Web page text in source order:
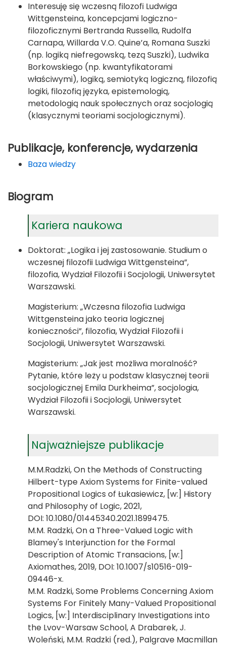
Interesuję się wczesną filozofi Ludwiga
Wittgensteina, koncepcjami logiczno-
filozoficznymi Bertranda Russella, Rudolfa
Carnapa, Willarda V.O. Quine’a, Romana Suszki
(np. logiką niefregowską, tezą Suszki), Ludwika
Borkowskiego (np. kwantyfikatorami
właściwymi), logiką, semiotyką logiczną, filozofią
logiki, filozofią języka, epistemologią,
metodologią nauk społecznych oraz socjologią
(klasycznymi teoriami socjologicznymi).
Publikacje, konferencje, wydarzenia
Baza wiedzy
Biogram
Kariera naukowa
Doktorat: „Logika i jej zastosowanie. Studium o
wczesnej filozofii Ludwiga Wittgensteina”,
filozofia, Wydział Filozofii i Socjologii, Uniwersytet
Warszawski.
Magisterium: „Wczesna filozofia Ludwiga
Wittgensteina jako teoria logicznej
konieczności”, filozofia, Wydział Filozofii i
Socjologii, Uniwersytet Warszawski.
Magisterium: „Jak jest możliwa moralność?
Pytanie, które leży u podstaw klasycznej teorii
socjologicznej Emila Durkheima”, socjologia,
Wydział Filozofii i Socjologii, Uniwersytet
Warszawski.
Najważniejsze publikacje
M.M.Radzki, On the Methods of Constructing
Hilbert-type Axiom Systems for Finite-valued
Propositional Logics of Łukasiewicz, [w:] History
and Philosophy of Logic, 2021,
DOI: 10.1080/01445340.2021.1899475.
M.M. Radzki, On a Three-Valued Logic with
Blamey's Interjunction for the Formal
Description of Atomic Transacions, [w:]
Axiomathes, 2019, DOI: 10.1007/s10516-019-
09446-x.
M.M. Radzki, Some Problems Concerning Axiom
Systems For Finitely Many-Valued Propositional
Logics, [w:] Interdisciplinary Investigations into
the Lvov-Warsaw School, A Drabarek, J.
Woleński, M.M. Radzki (red.), Palgrave Macmillan